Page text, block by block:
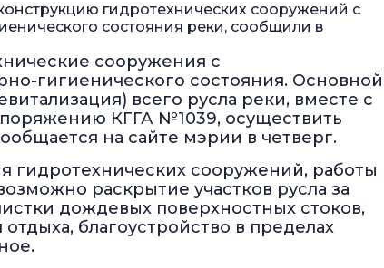
гидротехнических сооружений с
состояния реки, сообщили в
сооружения с
гигиенического состояния. Основной
всего русла реки, вместе с
КГГА №1039, осуществить
на сайте мэрии в четверг.
гидротехнических сооружений, работы
раскрытие участков русла за
дождевых поверхностных стоков,
благоустройство в пределах